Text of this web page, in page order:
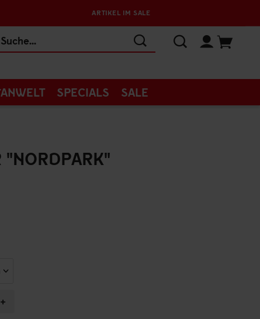
ARTIKEL IM SALE
SPECIALS SALE
"NORDPARK"
+